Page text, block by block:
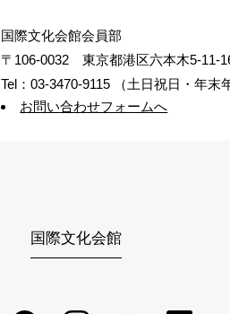
国際文化会館会員部
〒106-0032 東京都港区六本木5-11-
Tel：03-3470-9115 （土日祝日・年末
お問い合わせフォームへ
国際文化会館